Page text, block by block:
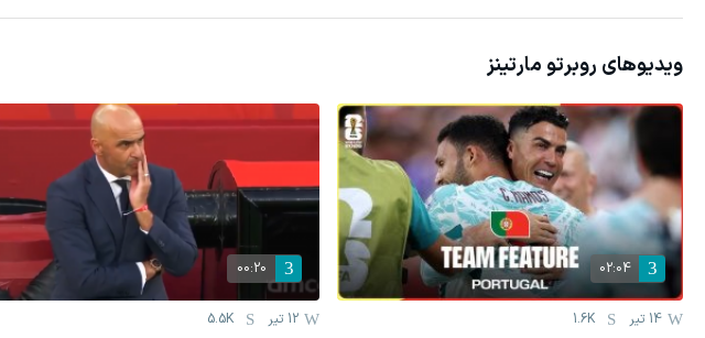
ویدیوهای روبرتو مارتینز
02:04
14 تیر 1.6K
00:20
12 تیر 5.5K